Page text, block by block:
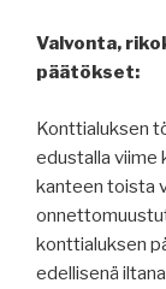
Valvonta,
päätökset:
Konttialuksen
edustalla viime
kanteen toista
konttialuksen
edellisenä